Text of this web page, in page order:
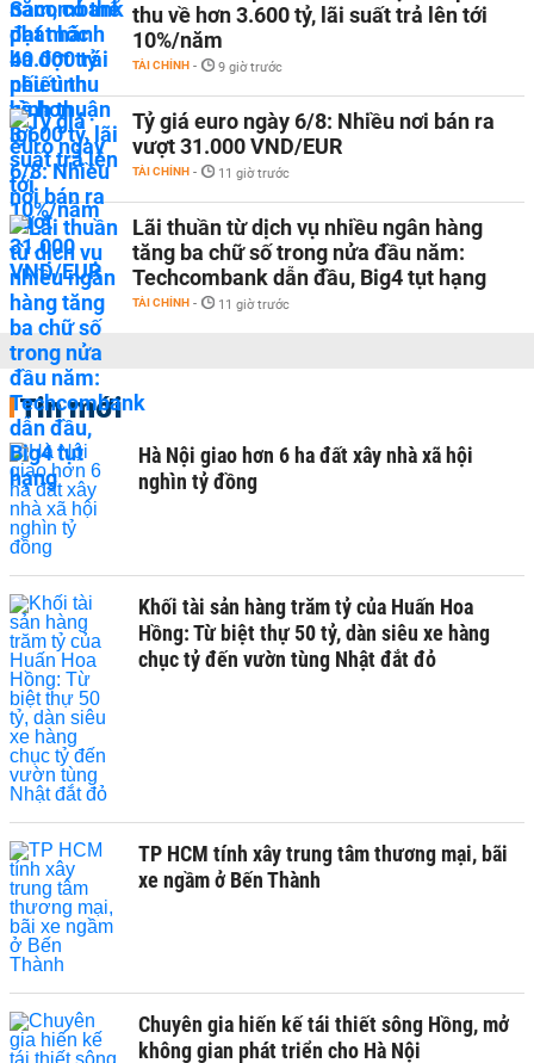
thu về hơn 3.600 tỷ, lãi suất trả lên tới
10%/năm
TÀI CHÍNH - 9 giờ trước
Tỷ giá euro ngày 6/8: Nhiều nơi bán ra
vượt 31.000 VND/EUR
TÀI CHÍNH - 11 giờ trước
Lãi thuần từ dịch vụ nhiều ngân hàng
tăng ba chữ số trong nửa đầu năm:
Techcombank dẫn đầu, Big4 tụt hạng
TÀI CHÍNH - 11 giờ trước
Tin mới
Hà Nội giao hơn 6 ha đất xây nhà xã hội
nghìn tỷ đồng
Khối tài sản hàng trăm tỷ của Huấn Hoa
Hồng: Từ biệt thự 50 tỷ, dàn siêu xe hàng
chục tỷ đến vườn tùng Nhật đắt đỏ
TP HCM tính xây trung tâm thương mại, bãi
xe ngầm ở Bến Thành
Chuyên gia hiến kế tái thiết sông Hồng, mở
không gian phát triển cho Hà Nội